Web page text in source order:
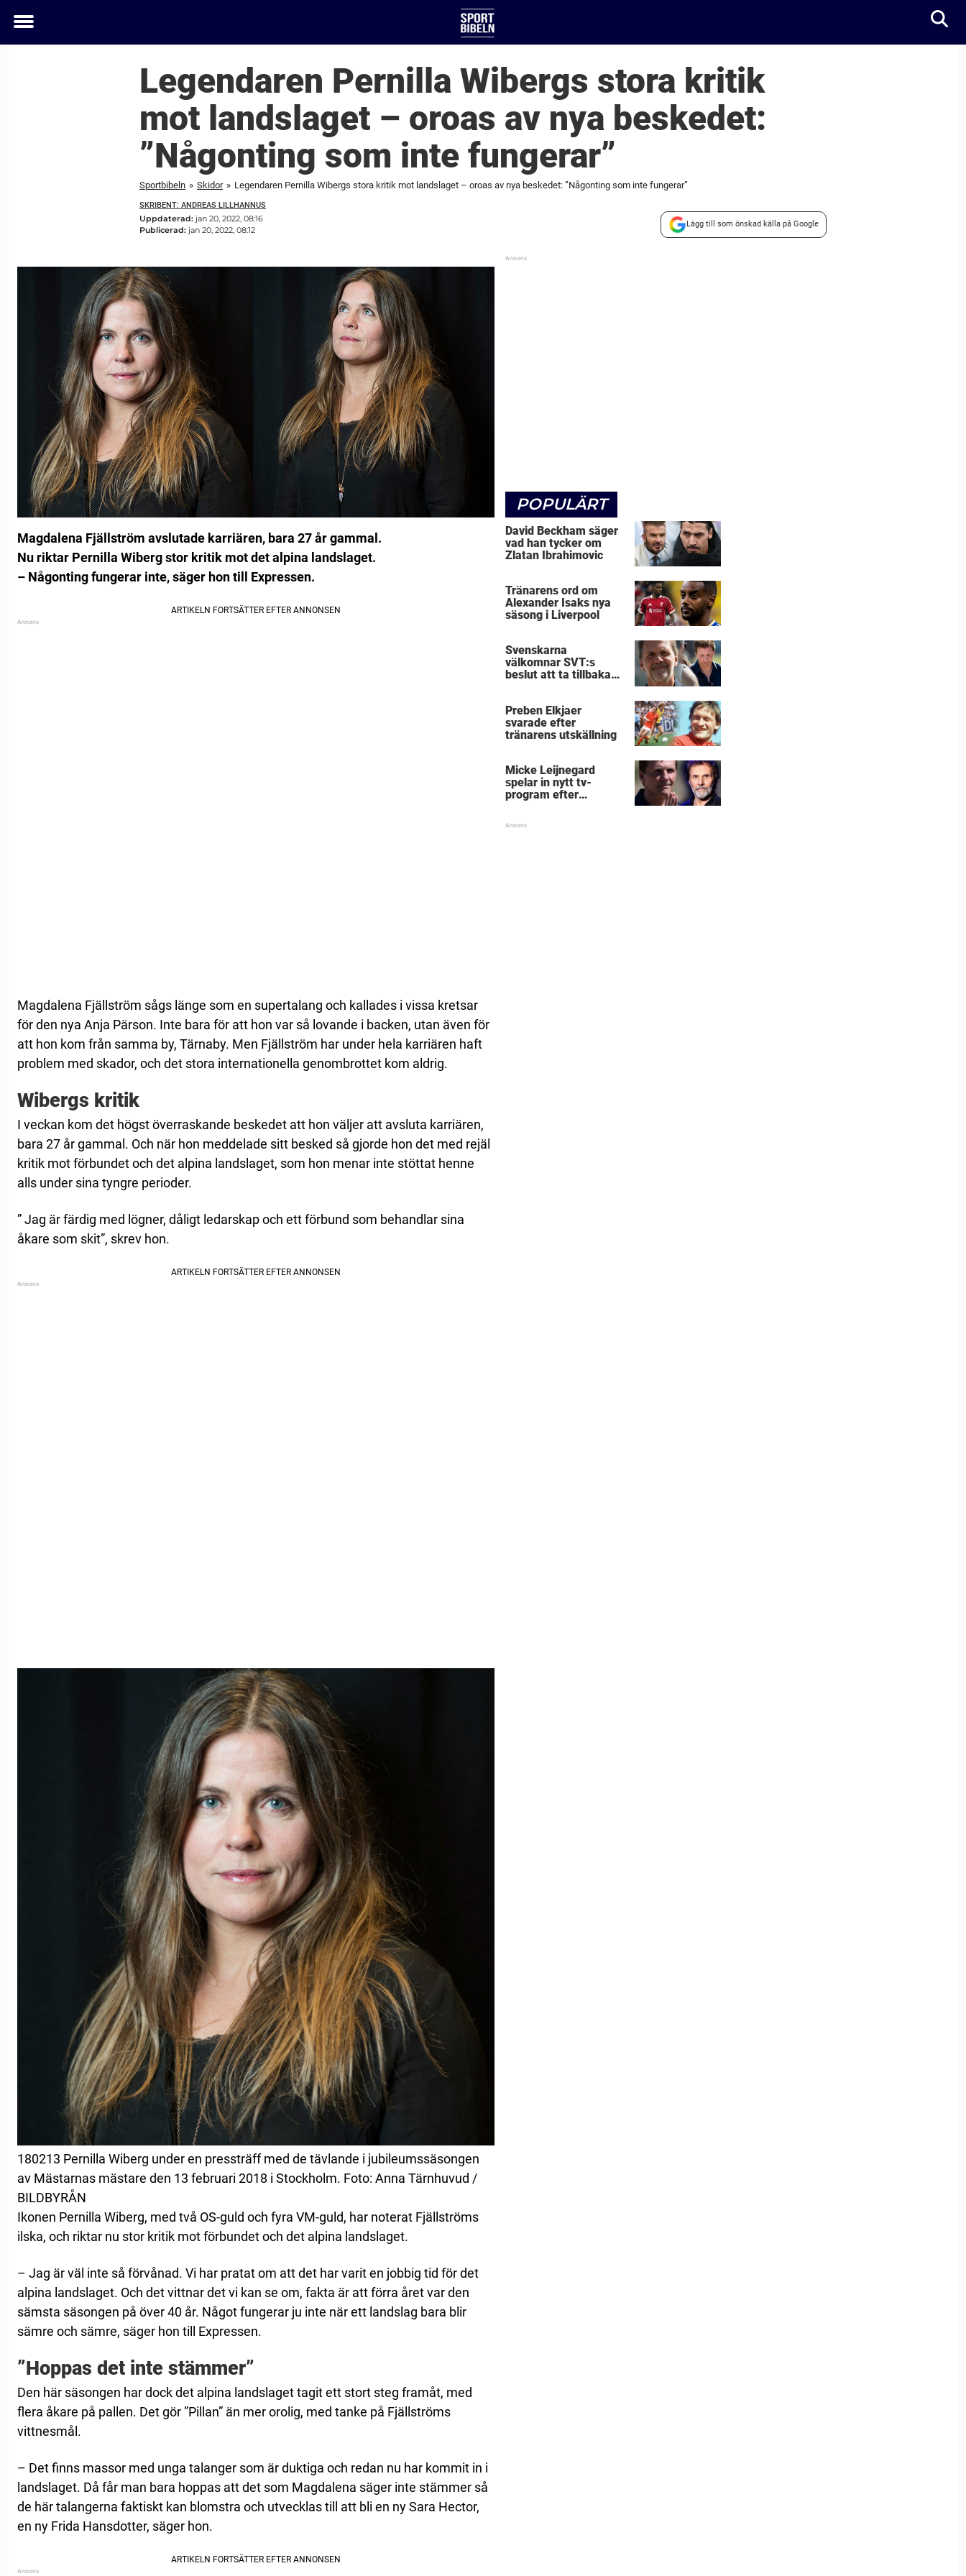
Toggle
Legendaren Pernilla Wibergs stora kritik
mot landslaget – oroas av nya beskedet:
”Någonting som inte fungerar”
Sportbibeln » Skidor » Legendaren Pernilla Wibergs stora kritik mot landslaget – oroas av nya beskedet: ”Någonting som inte fungerar”
SKRIBENT: ANDREAS LILLHANNUS
Uppdaterad: jan 20, 2022, 08:16
Publicerad: jan 20, 2022, 08:12
Lägg till som önskad källa på Google
Magdalena Fjällström avslutade karriären, bara 27 år gammal.
Nu riktar Pernilla Wiberg stor kritik mot det alpina landslaget.
– Någonting fungerar inte, säger hon till Expressen.
Magdalena Fjällström sågs länge som en supertalang och kallades i vissa kretsar
för den nya Anja Pärson. Inte bara för att hon var så lovande i backen, utan även för
att hon kom från samma by, Tärnaby. Men Fjällström har under hela karriären haft
problem med skador, och det stora internationella genombrottet kom aldrig.
Wibergs kritik
I veckan kom det högst överraskande beskedet att hon väljer att avsluta karriären,
bara 27 år gammal. Och när hon meddelade sitt besked så gjorde hon det med rejäl
kritik mot förbundet och det alpina landslaget, som hon menar inte stöttat henne
alls under sina tyngre perioder.
” Jag är färdig med lögner, dåligt ledarskap och ett förbund som behandlar sina
åkare som skit”, skrev hon.
180213 Pernilla Wiberg under en pressträff med de tävlande i jubileumssäsongen
av Mästarnas mästare den 13 februari 2018 i Stockholm. Foto: Anna Tärnhuvud /
BILDBYRÅN
Ikonen Pernilla Wiberg, med två OS-guld och fyra VM-guld, har noterat Fjällströms
ilska, och riktar nu stor kritik mot förbundet och det alpina landslaget.
– Jag är väl inte så förvånad. Vi har pratat om att det har varit en jobbig tid för det
alpina landslaget. Och det vittnar det vi kan se om, fakta är att förra året var den
sämsta säsongen på över 40 år. Något fungerar ju inte när ett landslag bara blir
sämre och sämre, säger hon till Expressen.
”Hoppas det inte stämmer”
Den här säsongen har dock det alpina landslaget tagit ett stort steg framåt, med
flera åkare på pallen. Det gör ”Pillan” än mer orolig, med tanke på Fjällströms
vittnesmål.
– Det finns massor med unga talanger som är duktiga och redan nu har kommit in i
landslaget. Då får man bara hoppas att det som Magdalena säger inte stämmer så
de här talangerna faktiskt kan blomstra och utvecklas till att bli en ny Sara Hector,
en ny Frida Hansdotter, säger hon.
POPULÄRT
David Beckham säger
vad han tycker om
Zlatan Ibrahimovic
Tränarens ord om
Alexander Isaks nya
säsong i Liverpool
Svenskarna
välkomnar SVT:s
beslut att ta tillbaka
Preben Elkjaer
svarade efter
tränarens utskällning
Micke Leijnegard
spelar in nytt tv-
program efter